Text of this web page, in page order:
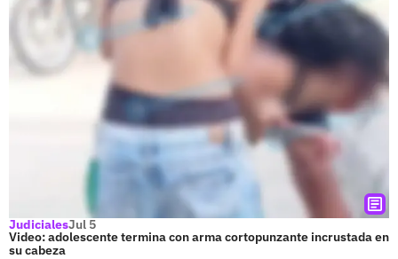
JudicialesJul 5
Video: adolescente termina con arma cortopunzante incrustada en
su cabeza